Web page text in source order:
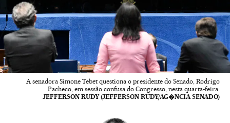
A senadora Simone Tebet questiona o presidente do Senado, Rodrigo
Pacheco, em sessão confusa do Congresso, nesta quarta-feira.
JEFFERSON RUDY (JEFFERSON RUDY/AG�NCIA SENADO)